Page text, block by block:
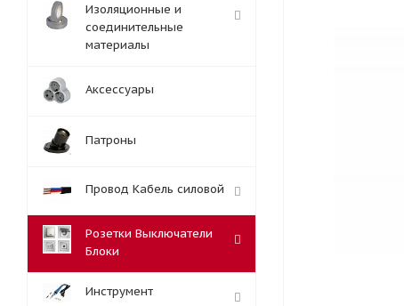
Изоляционные и
соединительные
материалы
Аксессуары
Патроны
Провод Кабель силовой
Розетки Выключатели
Блоки
Инструмент